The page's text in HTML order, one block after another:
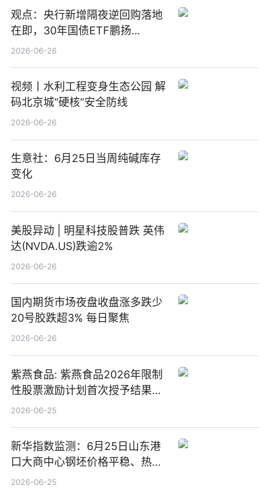
观点：央行新增隔夜逆回购落地
在即，30年国债ETF鹏扬
(511090) 盘中小幅上涨
2026-06-26
视频丨水利工程变身生态公园 解
码北京城“硬核”安全防线
2026-06-26
生意社：6月25日当周纯碱库存
变化
2026-06-26
美股异动 | 明星科技股普跌 英伟
达(NVDA.US)跌逾2%
2026-06-26
国内期货市场夜盘收盘涨多跌少
20号胶跌超3% 每日聚焦
2026-06-26
紫燕食品: 紫燕食品2026年限制
性股票激励计划首次授予结果公
告-微资讯
2026-06-25
新华指数监测：6月25日山东港
口大商中心钢坯价格平稳、热轧
C料价格微幅下跌
2026-06-25